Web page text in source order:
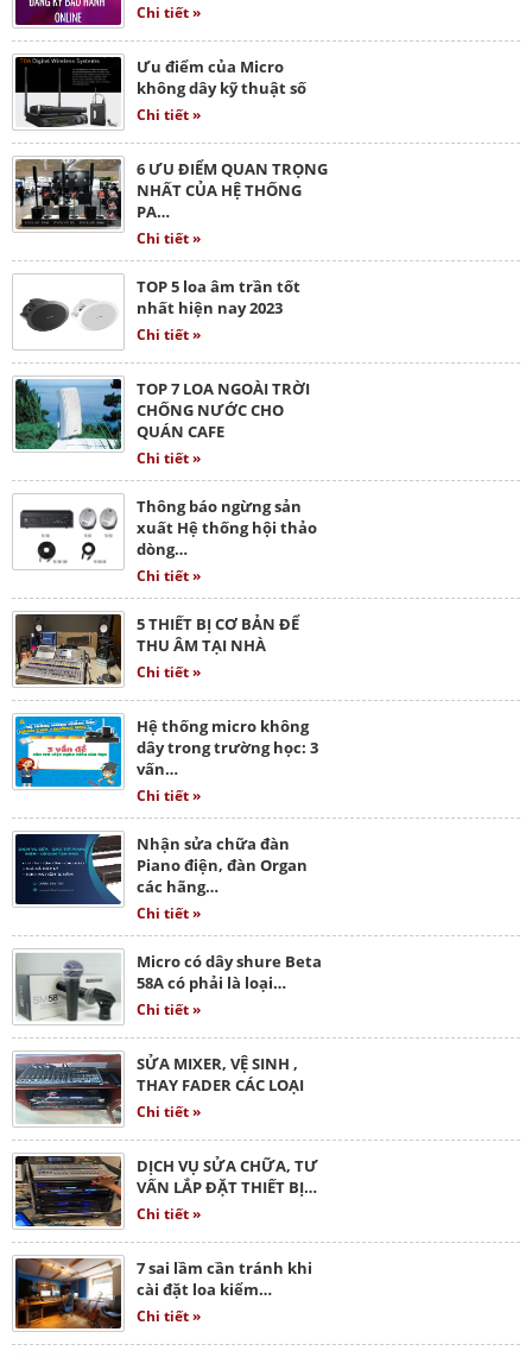
Chi tiết »
Ưu điểm của Micro
không dây kỹ thuật số
Chi tiết »
6 ƯU ĐIỂM QUAN TRỌNG
NHẤT CỦA HỆ THỐNG
PA…
Chi tiết »
TOP 5 loa âm trần tốt
nhất hiện nay 2023
Chi tiết »
TOP 7 LOA NGOÀI TRỜI
CHỐNG NƯỚC CHO
QUÁN CAFE
Chi tiết »
Thông báo ngừng sản
xuất Hệ thống hội thảo
dòng…
Chi tiết »
5 THIẾT BỊ CƠ BẢN ĐỂ
THU ÂM TẠI NHÀ
Chi tiết »
Hệ thống micro không
dây trong trường học: 3
vấn…
Chi tiết »
Nhận sửa chữa đàn
Piano điện, đàn Organ
các hãng…
Chi tiết »
Micro có dây shure Beta
58A có phải là loại…
Chi tiết »
SỬA MIXER, VỆ SINH ,
THAY FADER CÁC LOẠI
Chi tiết »
DỊCH VỤ SỬA CHỮA, TƯ
VẤN LẮP ĐẶT THIẾT BỊ…
Chi tiết »
7 sai lầm cần tránh khi
cài đặt loa kiểm…
Chi tiết »